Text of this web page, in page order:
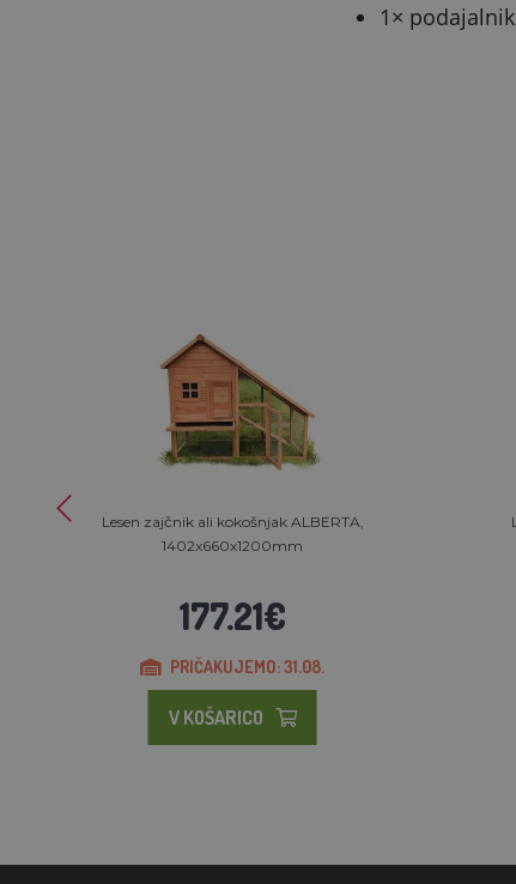
1× podajalnik
Lesen zajčnik ali kokošnjak ALBERTA,
1402x660x1200mm
177.21€
PRIČAKUJEMO: 31.08.
V KOŠARICO